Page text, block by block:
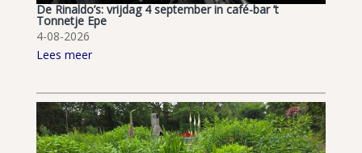
De Rinaldo’s: vrijdag 4 september in café-bar ’t
Tonnetje Epe
4-08-2026
Lees meer